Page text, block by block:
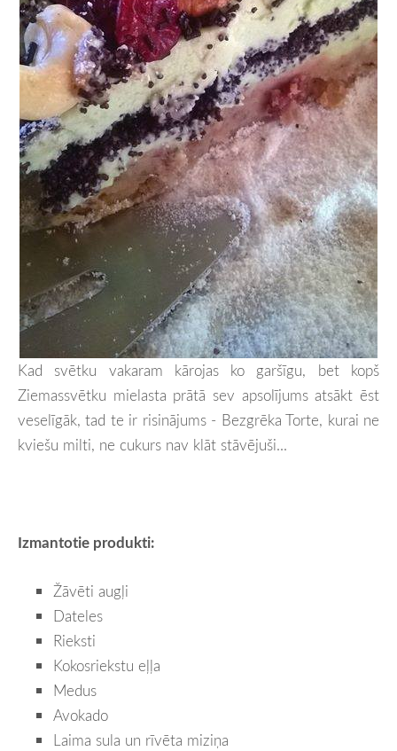
Kad svētku vakaram kārojas ko garšīgu, bet kopš
Ziemassvētku mielasta prātā sev apsolījums atsākt ēst
veselīgāk, tad te ir risinājums - Bezgrēka Torte, kurai ne
kviešu milti, ne cukurs nav klāt stāvējuši...
Izmantotie produkti:
Žāvēti augļi
Dateles
Rieksti
Kokosriekstu eļļa
Medus
Avokado
Laima sula un rīvēta miziņa